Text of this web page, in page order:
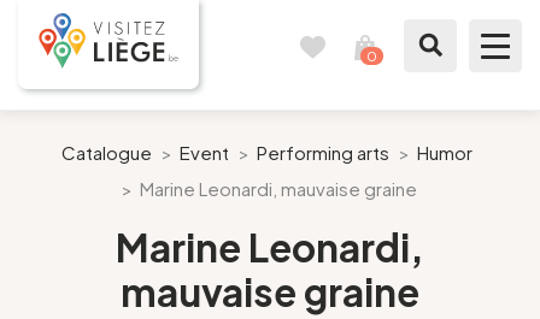
0
Like a citizen of Liège
Prepare my stay
Catalogue > Event > Performing arts > Humor
> Marine Leonardi, mauvaise graine
Marine Leonardi,
mauvaise graine